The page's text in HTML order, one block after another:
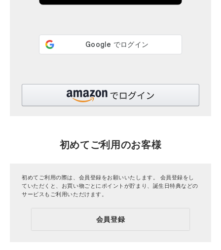
ご利用ガイド
初めてご利用のお客様
初めてご利用の際は、会員登録をお願いいたします。 会員登録をし
ていただくと、お買い物ごとにポイントが貯まり、誕生日特典などの
サービスもご利用いただけます。
会員登録